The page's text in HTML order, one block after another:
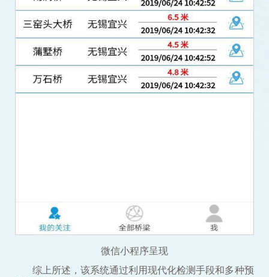
微信小程序呈现
综上所述，该系统通过利用现代化检测手段和多种预